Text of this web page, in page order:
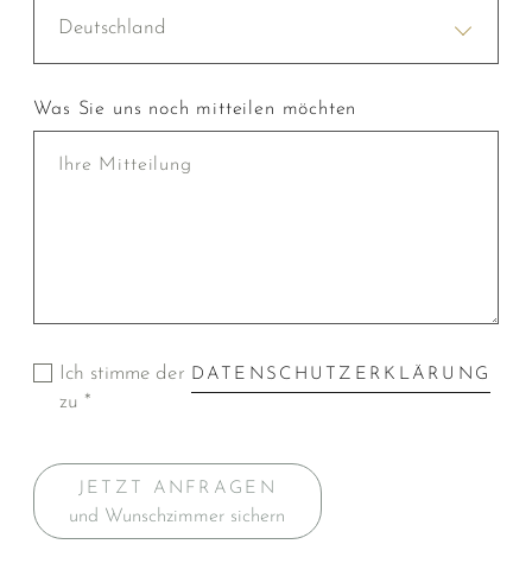
Deutschland
Was Sie uns noch mitteilen möchten
Ich stimme der DATENSCHUTZERKLÄRUNG
zu *
JETZT ANFRAGEN
und Wunschzimmer sichern